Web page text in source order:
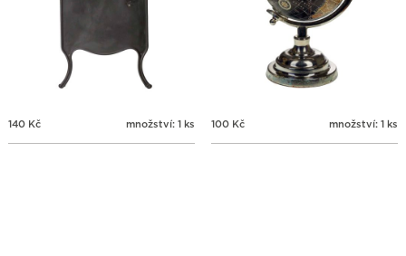
140 Kč množství: 1 ks 100 Kč množství: 1 ks